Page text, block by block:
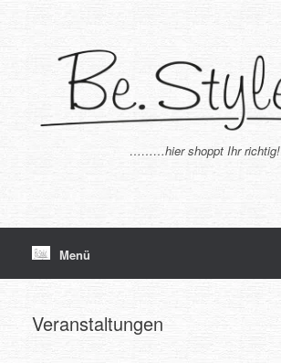
………hier shoppt Ihr richtig!
Menü
Veranstaltungen